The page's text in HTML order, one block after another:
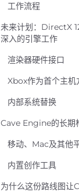
工作流程
未来计划：DirectX
深入的引擎工作
渲染器硬件接口
Xbox作为首个主机
内部系统替换
Cave Engine的长期
移动、Mac及其他
内置创作工具
为什么这份路线图让